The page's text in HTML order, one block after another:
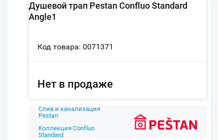
Душевой трап Pestan Confluo Standard
Angle1
Код товара: 0071371
Нет в продаже
Слив и канализация
Pestan
Коллекция Confluo
Standard